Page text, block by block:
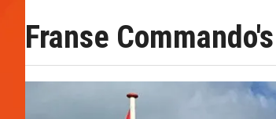
Franse Commando's